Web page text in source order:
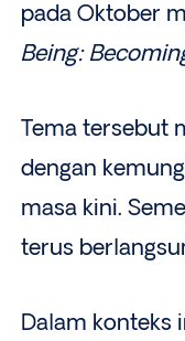
pada Oktober
Being:
Tema tersebut
dengan
masa kini.
terus
Dalam konteks